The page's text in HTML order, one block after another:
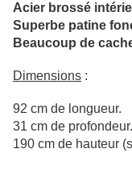
Acier brossé
Superbe patine
Beaucoup de
Dimensions :
92 cm de longueur.
31 cm de profondeur.
190 cm de hauteur